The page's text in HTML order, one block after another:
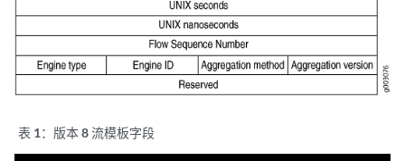
表 1： 版本 8 流模板字段